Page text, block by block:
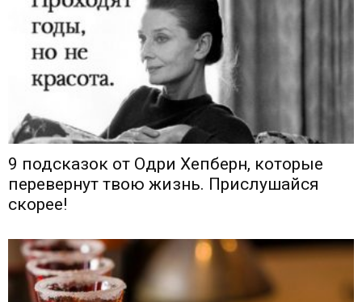
9 подсказок от Одри Хепберн, которые
перевернут твою жизнь. Прислушайся
скорее!